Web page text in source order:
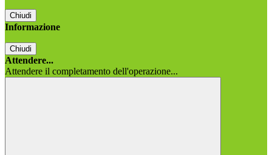
Chiudi
Informazione
Chiudi
Attendere...
Attendere il completamento dell'operazione...